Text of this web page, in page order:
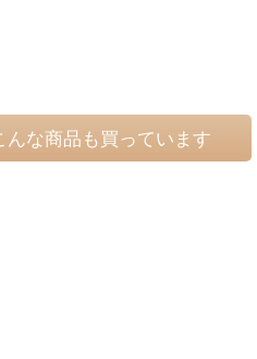
な商品も買っています